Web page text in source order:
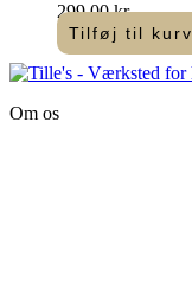
299,00kr.
Tilføj til kurv
Om os